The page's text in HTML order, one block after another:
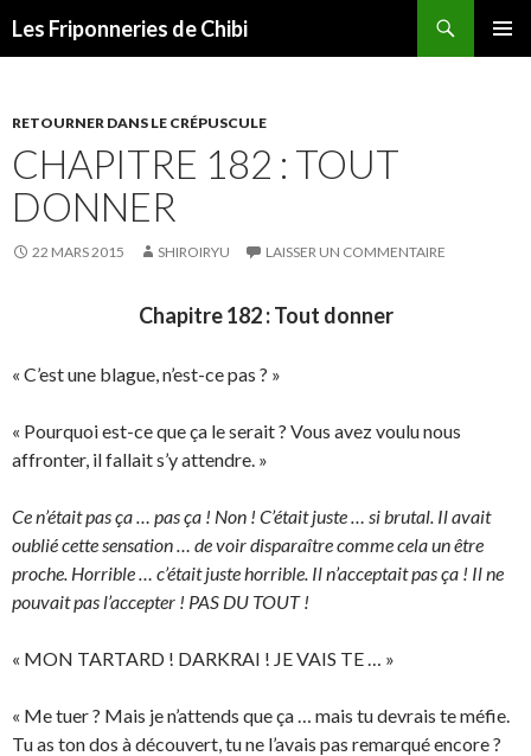
Les Friponneries de Chibi
RETOURNER DANS LE CRÉPUSCULE
CHAPITRE 182 : TOUT
DONNER
22 MARS 2015 SHIROIRYU LAISSER UN COMMENTAIRE
Chapitre 182 : Tout donner
« C’est une blague, n’est-ce pas ? »
« Pourquoi est-ce que ça le serait ? Vous avez voulu nous
affronter, il fallait s’y attendre. »
Ce n’était pas ça … pas ça ! Non ! C’était juste … si brutal. Il avait
oublié cette sensation … de voir disparaître comme cela un être
proche. Horrible … c’était juste horrible. Il n’acceptait pas ça ! Il ne
pouvait pas l’accepter ! PAS DU TOUT !
« MON TARTARD ! DARKRAI ! JE VAIS TE … »
« Me tuer ? Mais je n’attends que ça … mais tu devrais te méfie.
Tu as ton dos à découvert, tu ne l’avais pas remarqué encore ?